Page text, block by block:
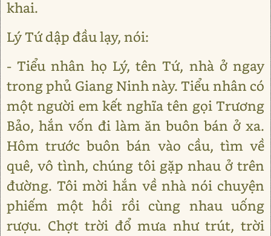
khai.
Lý Tứ dập đầu lạy, nói:
- Tiểu nhân họ Lý, tên Tứ, nhà ở ngay
trong phủ Giang Ninh này. Tiểu nhân có
một người em kết nghĩa tên gọi Trương
Bảo, hắn vốn đi làm ăn buôn bán ở xa.
Hôm trước buôn bán vào cầu, tìm về
quê, vô tình, chúng tôi gặp nhau ở trên
đường. Tôi mời hắn về nhà nói chuyện
phiếm một hồi rồi cùng nhau uống
rượu. Chợt trời đổ mưa như trút, trời